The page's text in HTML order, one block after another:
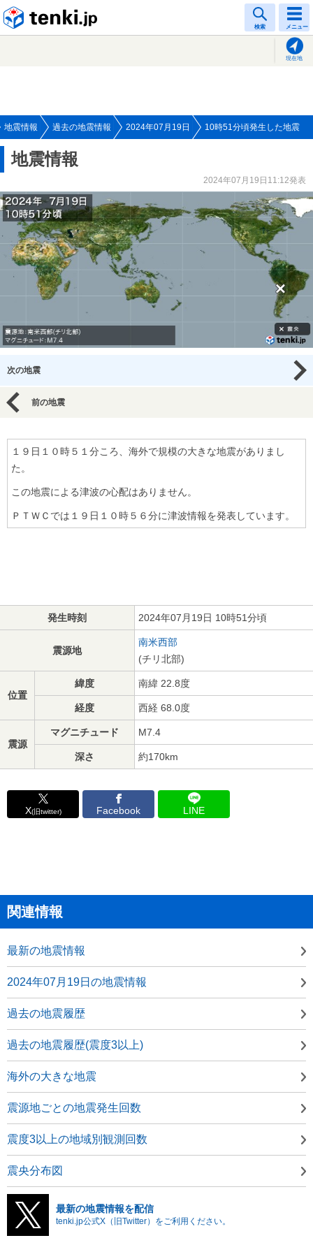
検索 メニュー
現在地
地震情報 過去の地震情報 2024年07月19日 10時51分頃発生した地震
地震情報
2024年07月19日11:12発表
次の地震
前の地震
１９日１０時５１分ころ、海外で規模の大きな地震がありまし
た。
この地震による津波の心配はありません。
ＰＴＷＣでは１９日１０時５６分に津波情報を発表しています。
発生時刻 2024年07月19日 10時51分頃
震源地
南米西部
(チリ北部)
位置
緯度 南緯 22.8度
経度 西経 68.0度
震源
マグニチュード M7.4
深さ 約170km
X(旧twitter) Facebook LINE
関連情報
最新の地震情報
2024年07月19日の地震情報
過去の地震履歴
過去の地震履歴(震度3以上)
海外の大きな地震
震源地ごとの地震発生回数
震度3以上の地域別観測回数
震央分布図
最新の地震情報を配信
tenki.jp公式X（旧Twitter）をご利用ください。